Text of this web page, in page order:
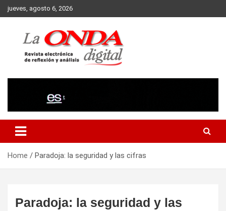
Skip
to
jueves, agosto 6, 2026
Home Paradoja: la seguridad y las cifras
Paradoja: la seguridad y las